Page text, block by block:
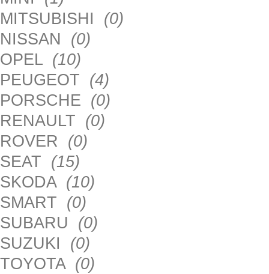
MITSUBISHI (0)
NISSAN (0)
OPEL (10)
PEUGEOT (4)
PORSCHE (0)
RENAULT (0)
ROVER (0)
SEAT (15)
SKODA (10)
SMART (0)
SUBARU (0)
SUZUKI (0)
TOYOTA (0)